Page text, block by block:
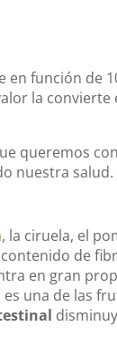
función de
la
queremos
nuestra salud.
, la ciruela, el
de
en gran
una de las